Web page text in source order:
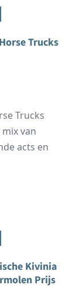
Trucks
Trucks
van
acts en
Kivinia
Prijs